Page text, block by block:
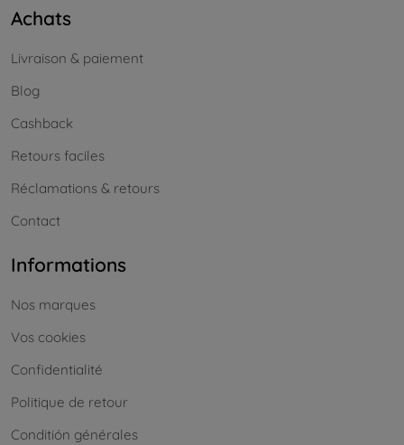
Achats
Livraison & paiement
Blog
Cashback
Retours faciles
Réclamations & retours
Contact
Informations
Nos marques
Vos cookies
Confidentialité
Politique de retour
Conditión générales